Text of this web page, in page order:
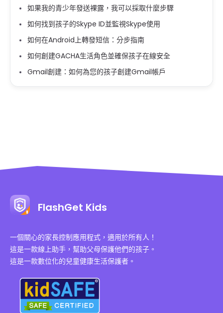
如果我的青少年發送裸露，我可以採取什麼步驟
如何找到孩子的Skype ID並監視Skype使用
如何在Android上轉發短信：分步指南
如何創建GACHA生活角色並確保孩子在線安全
Gmail創建：如何為您的孩子創建Gmail帳戶
FlashGet Kids
一個關心的家長控制應用程式，適用於所有人！
這是一款線上助手，幫助父母保護他們的孩子。
這是一款數位化的兒童健康生活保護者。